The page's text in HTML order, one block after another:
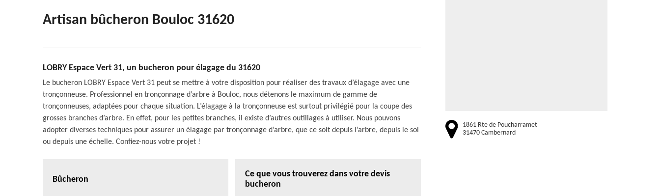
Artisan bûcheron Bouloc 31620
LOBRY Espace Vert 31, un bucheron pour élagage du 31620
Le bucheron LOBRY Espace Vert 31 peut se mettre à votre disposition pour réaliser des travaux d’élagage avec une
tronçonneuse. Professionnel en tronçonnage d’arbre à Bouloc, nous détenons le maximum de gamme de
tronçonneuses, adaptées pour chaque situation. L’élagage à la tronçonneuse est surtout privilégié pour la coupe des
grosses branches d’arbre. En effet, pour les petites branches, il existe d’autres outillages à utiliser. Nous pouvons
adopter diverses techniques pour assurer un élagage par tronçonnage d’arbre, que ce soit depuis l’arbre, depuis le sol
ou depuis une échelle. Confiez-nous votre projet !
Bûcheron
Ce que vous trouverez dans votre devis
bucheron
1861 Rte de Poucharramet
31470 Cambernard